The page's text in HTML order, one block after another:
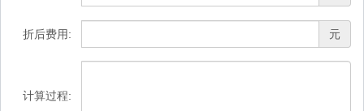
折后费用: 元
计算过程: